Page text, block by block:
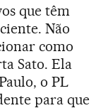
que têm
Não
como
Sato. Ela
o PL
para que